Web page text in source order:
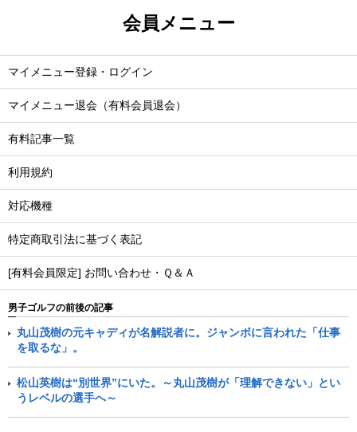
会員メニュー
マイメニュー登録・ログイン
マイメニュー退会（有料会員退会）
有料記事一覧
利用規約
対応機種
特定商取引法に基づく表記
[有料会員限定] お問い合わせ・Ｑ＆Ａ
男子ゴルフの前後の記事
丸山茂樹の元キャディが名解説者に。ジャンボに言われた「仕事
を取るな」。
松山英樹は“別世界”にいた。～丸山茂樹が「理解できない」とい
うレベルの選手へ～